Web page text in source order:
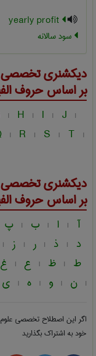
سود سالانه
دیکشنری تخصصی
بر اساس حروف
| H | I | J |
| R | S | T |
دیکشنری تخصصی
بر اساس حروف
آ | ا | ب | پ
د | ذ | ر | ز |
ط | ظ | ع | غ
| ن | و | ه | ی
اگر این اصطلاح تخصصی
خود به اشتراک بگذارید